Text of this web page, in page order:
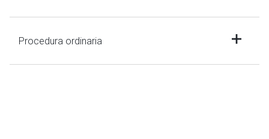
Procedura ordinaria